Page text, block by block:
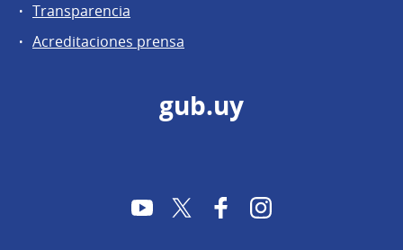
Transparencia
Acreditaciones prensa
gub.uy
YouTubeTwitter FacebookInstagram